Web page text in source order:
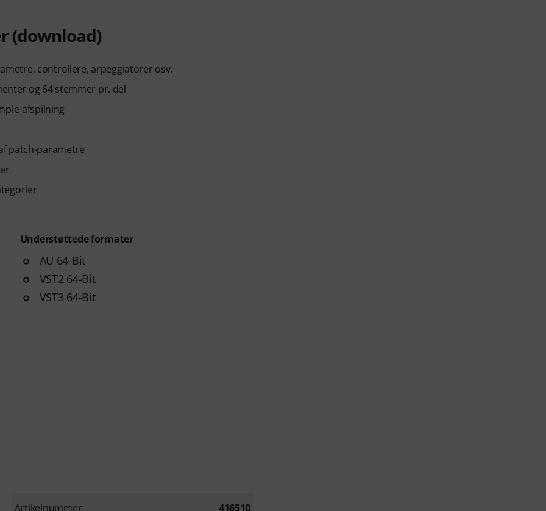
automatically after expiry.
(download)
controllere, arpeggiatorer osv.
og 64 stemmer pr. del
afspilning
patch-parametre
Understøttede formater
AU 64-Bit
VST2 64-Bit
VST3 64-Bit
Artikelnummer 416510